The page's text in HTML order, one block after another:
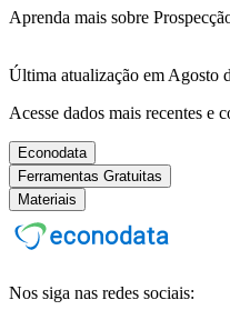
Aprenda mais sobre
Última atualização em Agosto
Acesse dados mais recentes e
Econodata
Ferramentas Gratuitas
Materiais
Nos siga nas redes sociais: